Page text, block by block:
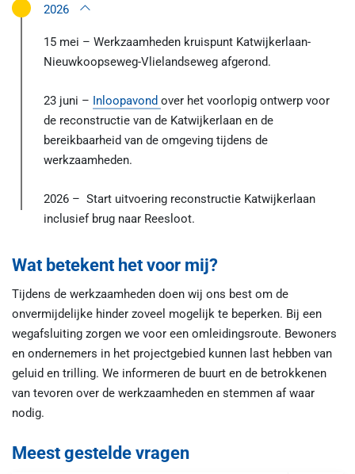
2026
15 mei – Werkzaamheden kruispunt Katwijkerlaan-
Nieuwkoopseweg-Vlielandseweg afgerond.
23 juni – Inloopavond over het voorlopig ontwerp voor
de reconstructie van de Katwijkerlaan en de
bereikbaarheid van de omgeving tijdens de
werkzaamheden.
2026 – Start uitvoering reconstructie Katwijkerlaan
inclusief brug naar Reesloot.
Wat betekent het voor mij?
Tijdens de werkzaamheden doen wij ons best om de
onvermijdelijke hinder zoveel mogelijk te beperken. Bij een
wegafsluiting zorgen we voor een omleidingsroute. Bewoners
en ondernemers in het projectgebied kunnen last hebben van
geluid en trilling. We informeren de buurt en de betrokkenen
van tevoren over de werkzaamheden en stemmen af waar
nodig.
Meest gestelde vragen